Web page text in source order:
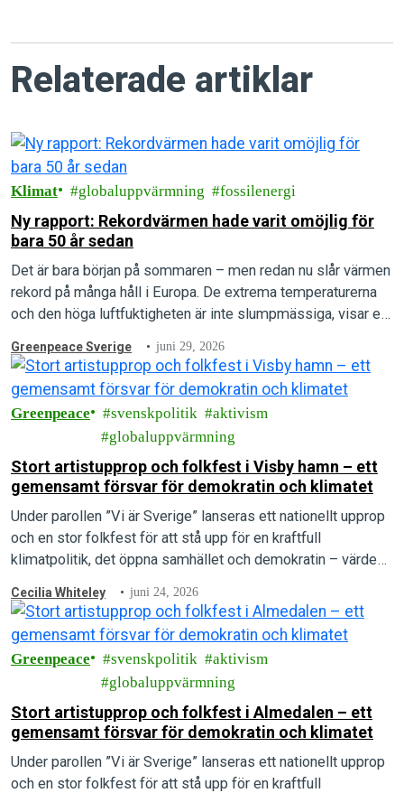
Relaterade artiklar
Klimat globaluppvärmning fossilenergi
Ny rapport: Rekordvärmen hade varit omöjlig för
bara 50 år sedan
Det är bara början på sommaren – men redan nu slår värmen
rekord på många håll i Europa. De extrema temperaturerna
och den höga luftfuktigheten är inte slumpmässiga, visar en
Greenpeace Sverige juni 29, 2026
Greenpeace svenskpolitik
aktivism
globaluppvärmning
Stort artistupprop och folkfest i Visby hamn – ett
gemensamt försvar för demokratin och klimatet
Under parollen ”Vi är Sverige” lanseras ett nationellt upprop
och en stor folkfest för att stå upp för en kraftfull
klimatpolitik, det öppna samhället och demokratin – värden
Cecilia Whiteley juni 24, 2026
Greenpeace svenskpolitik
aktivism
globaluppvärmning
Stort artistupprop och folkfest i Almedalen – ett
gemensamt försvar för demokratin och klimatet
Under parollen ”Vi är Sverige” lanseras ett nationellt upprop
och en stor folkfest för att stå upp för en kraftfull